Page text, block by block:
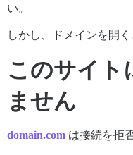
い。
しかし、ドメインを開
このサイト
ません
domain.com は接続を拒